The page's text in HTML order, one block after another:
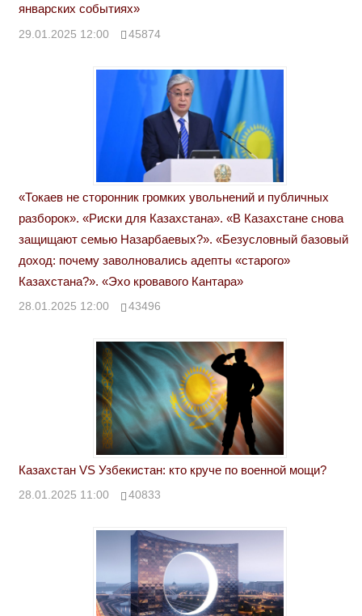
январских событиях»
29.01.2025 12:00 45874
«Токаев не сторонник громких увольнений и публичных
разборок». «Риски для Казахстана». «В Казахстане снова
защищают семью Назарбаевых?». «Безусловный базовый
доход: почему заволновались адепты «старого»
Казахстана?». «Эхо кровавого Кантара»
28.01.2025 12:00 43496
Казахстан VS Узбекистан: кто круче по военной мощи?
28.01.2025 11:00 40833